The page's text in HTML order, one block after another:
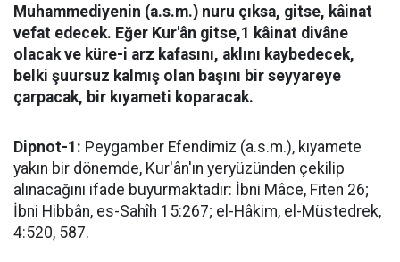
Muhammediyenin (a.s.m.) nuru çıksa, gitse, kâinat
vefat edecek. Eğer Kur'ân gitse,1 kâinat divâne
olacak ve küre-i arz kafasını, aklını kaybedecek,
belki şuursuz kalmış olan başını bir seyyareye
çarpacak, bir kıyameti koparacak.
Dipnot-1: Peygamber Efendimiz (a.s.m.), kıyamete
yakın bir dönemde, Kur'ân'ın yeryüzünden çekilip
alınacağını ifade buyurmaktadır: İbni Mâce, Fiten 26;
İbni Hibbân, es-Sahîh 15:267; el-Hâkim, el-Müstedrek,
4:520, 587.